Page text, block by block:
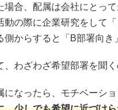
場合、配属は会社にとっ
動の際に企業研究をして
側からすると「B部署向き
、わざわざ希望部署を聞
になったら、モチベーシ